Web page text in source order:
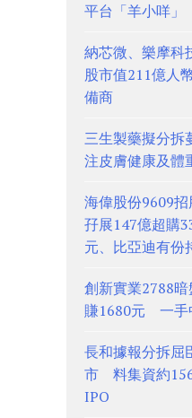
平台「羊小咩
納芯微、樂摩
股市值211億人
備商
三生製藥擬分
注皮膚健康及體
海偉股份9609
孖展147億超購
元、比亞迪有份
創新實業2788
賺1680元 一手
長和據報分拆屈
市 料集資約
IPO